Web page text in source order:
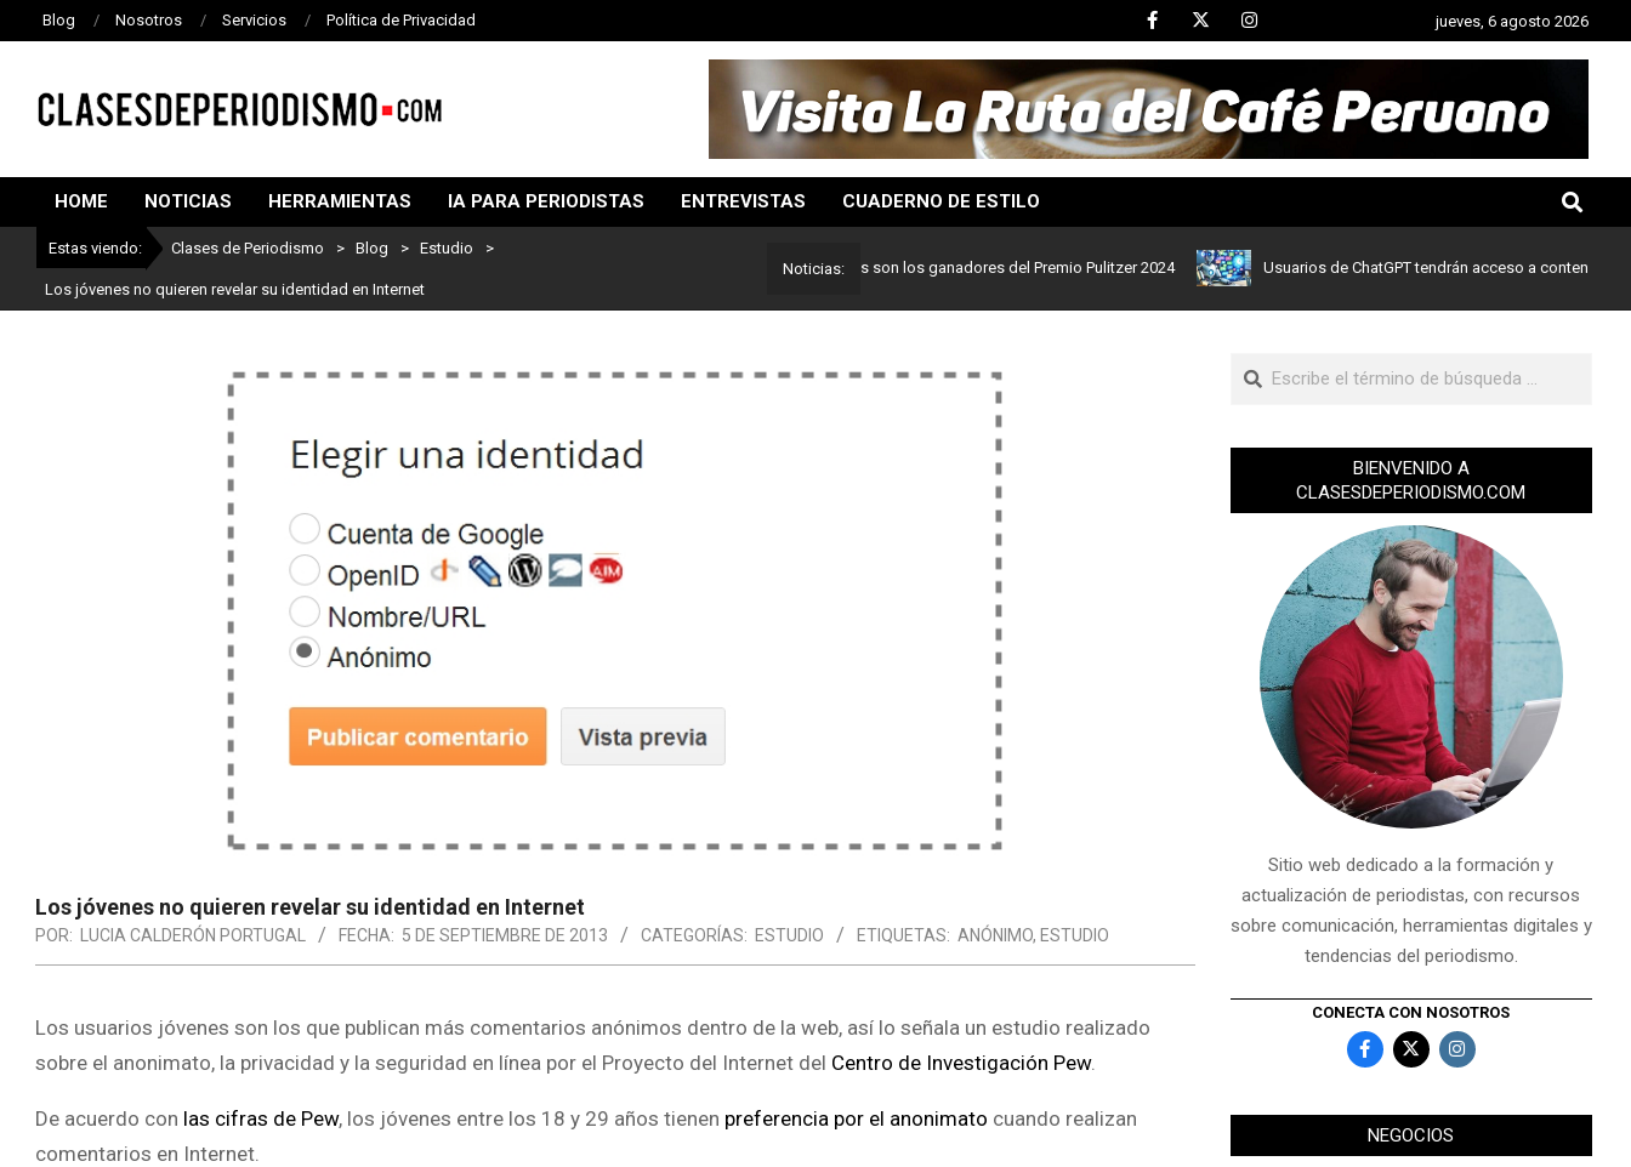
Blog Nosotros Servicios Política de Privacidad jueves, 6 agosto 2026
DE
PERIODISMO
HOME NOTICIAS HERRAMIENTAS IA PARA PERIODISTAS ENTREVISTAS CUADERNO DE ESTILO
Estas viendo: Clases de Periodismo > Blog > Estudio >
Los jóvenes no quieren revelar su identidad en Internet
Noticias:
Lo mejor del periodismo: Estos son los ganadores del Premio Pulitzer 2024 Usuarios de ChatGPT tendrán acceso a contenidos de
Los jóvenes no quieren revelar su identidad en Internet
POR: LUCIA CALDERÓN PORTUGAL FECHA: 5 DE SEPTIEMBRE DE 2013 CATEGORÍAS: ESTUDIO ETIQUETAS: ANÓNIMO, ESTUDIO
Los usuarios jóvenes son los que publican más comentarios anónimos dentro de la web, así lo señala un estudio realizado
sobre el anonimato, la privacidad y la seguridad en línea por el Proyecto del Internet del Centro de Investigación Pew.
De acuerdo con las cifras de Pew, los jóvenes entre los 18 y 29 años tienen preferencia por el anonimato cuando realizan
comentarios en Internet.
BIENVENIDO A
CLASESDEPERIODISMO.COM
Sitio web dedicado a la formación y
actualización de periodistas, con recursos
sobre comunicación, herramientas digitales y
tendencias del periodismo.
CONECTA CON NOSOTROS
NEGOCIOS